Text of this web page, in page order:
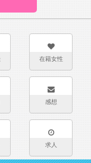
在籍女性
感想
求人